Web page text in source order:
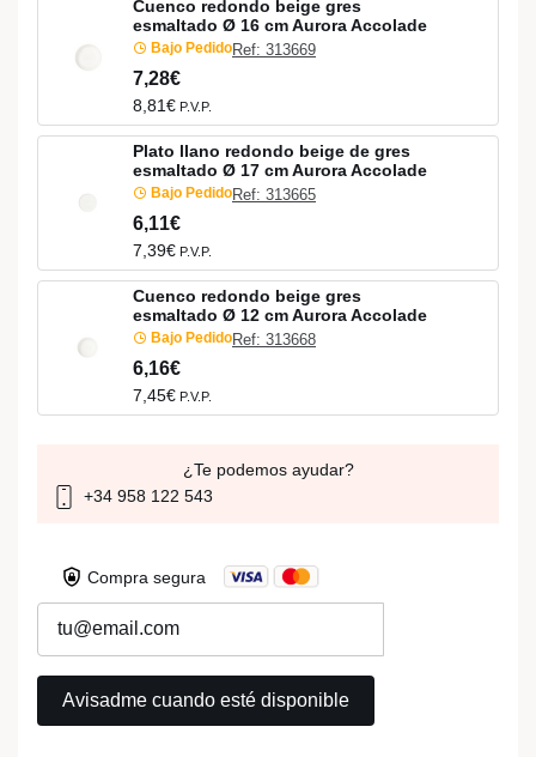
Cuenco redondo beige gres
esmaltado Ø 16 cm Aurora Accolade
Bajo PedidoRef: 313669
7,28€
8,81€ P.V.P.
Plato llano redondo beige de gres
esmaltado Ø 17 cm Aurora Accolade
Bajo PedidoRef: 313665
6,11€
7,39€ P.V.P.
Cuenco redondo beige gres
esmaltado Ø 12 cm Aurora Accolade
Bajo PedidoRef: 313668
6,16€
7,45€ P.V.P.
¿Te podemos ayudar?
+34 958 122 543
Compra segura